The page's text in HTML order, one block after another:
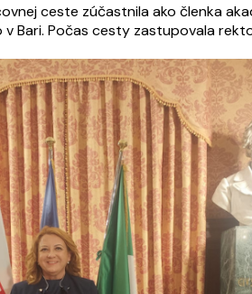
ceste zúčastnila ako členka
Bari. Počas cesty zastupovala